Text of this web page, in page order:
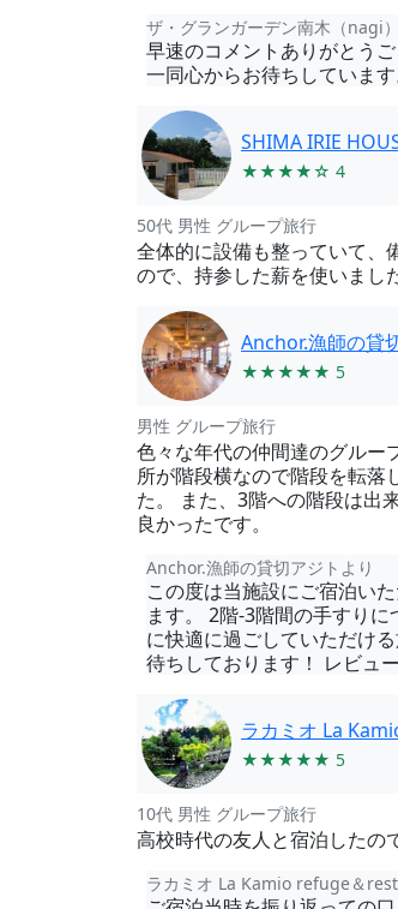
ザ・グランガーデン南木（nagi
早速のコメントありがとう
一同心からお待ちしています
SHIMA IRIE
★★★★☆ 4
50代 男性 グループ旅行
全体的に設備も整っていて、
ので、持参した薪を使いまし
Anchor.漁師の貸
★★★★★ 5
男性 グループ旅行
色々な年代の仲間達のグルー
所が階段横なので階段を転落
た。 また、3階への階段は出
良かったです。
Anchor.漁師の貸切アジトより
この度は当施設にご宿泊い
ます。 2階-3階間の手すり
に快適に過ごしていただけ
待ちしております！ レビュ
ラカミオ La
★★★★★ 5
10代 男性 グループ旅行
高校時代の友人と宿泊したの
ラカミオ La Kamio refuge＆